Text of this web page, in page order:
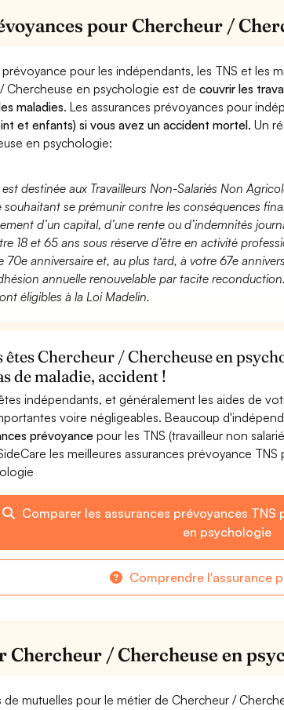
pour Chercheur /
pour les indépendants, les TNS et les
Chercheuse en psychologie est decouvrir les
maladies. Les assurances prévoyances pour
et enfants) si vous avez un accident mortel. Un
en psychologie:
destinée aux Travailleurs Non-Salariés Non
se prémunir contre les conséquences
d’un capital, d’une rente ou d’indemnités
18 et 65 ans sous réserve d’être en activité
70e anniversaire et, au plus tard, à votre 67e
annuelle renouvelable par tacite
éligibles à la Loi Madelin.
êtes Chercheur / Chercheuse en
de maladie, accident !
indépendants, et généralement les aides de
voire négligeables. Beaucoup
prévoyancepour les TNS (travailleur non
les meilleures assurances prévoyance
Comparer les assurances prévoyances
en psychologie
Comprendre l'assurance
Chercheur / Chercheuse en
de mutuelles pour le métier de Chercheur /